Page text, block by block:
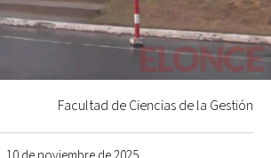
Facultad de Ciencias de la Gestión